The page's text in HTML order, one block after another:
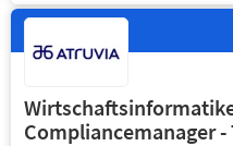
Compliancemanager